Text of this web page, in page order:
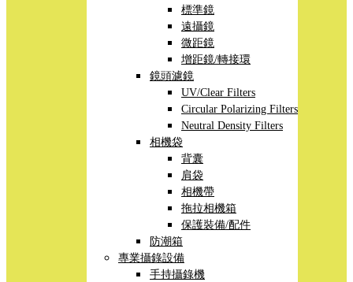
標準鏡
遠攝鏡
微距鏡
增距鏡/轉接環
鏡頭濾鏡
UV/Clear Filters
Circular Polarizing Filters
Neutral Density Filters
相機袋
背囊
肩袋
相機帶
拖拉相機箱
保護裝備/配件
防潮箱
專業攝錄設備
手持攝錄機